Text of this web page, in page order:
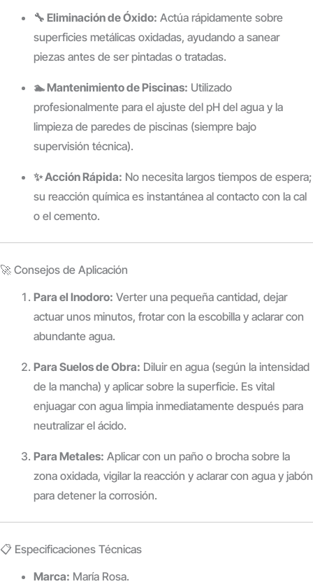
🔧 Eliminación de Óxido: Actúa rápidamente sobre
superficies metálicas oxidadas, ayudando a sanear
piezas antes de ser pintadas o tratadas.
🏊 Mantenimiento de Piscinas: Utilizado
profesionalmente para el ajuste del pH del agua y la
limpieza de paredes de piscinas (siempre bajo
supervisión técnica).
✨ Acción Rápida: No necesita largos tiempos de espera;
su reacción química es instantánea al contacto con la cal
o el cemento.
🚀 Consejos de Aplicación
Para el Inodoro: Verter una pequeña cantidad, dejar
actuar unos minutos, frotar con la escobilla y aclarar con
abundante agua.
Para Suelos de Obra: Diluir en agua (según la intensidad
de la mancha) y aplicar sobre la superficie. Es vital
enjuagar con agua limpia inmediatamente después para
neutralizar el ácido.
Para Metales: Aplicar con un paño o brocha sobre la
zona oxidada, vigilar la reacción y aclarar con agua y jabón
para detener la corrosión.
📋 Especificaciones Técnicas
Marca: María Rosa.